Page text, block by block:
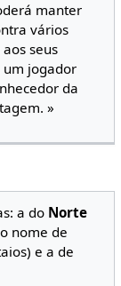
manter
vários
seus
um jogador
da
»
a do Norte
nome de
e a de